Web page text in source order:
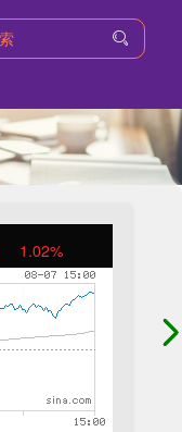
1.02%